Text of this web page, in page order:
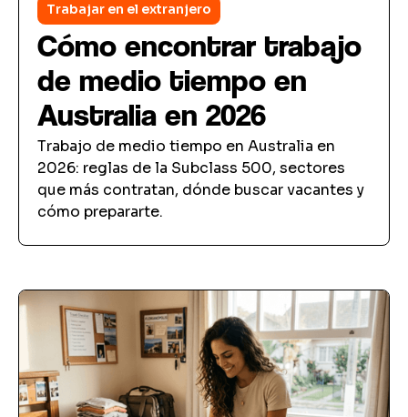
Trabajar en el extranjero
Cómo encontrar trabajo
de medio tiempo en
Australia en 2026
Trabajo de medio tiempo en Australia en
2026: reglas de la Subclass 500, sectores
que más contratan, dónde buscar vacantes y
cómo prepararte.